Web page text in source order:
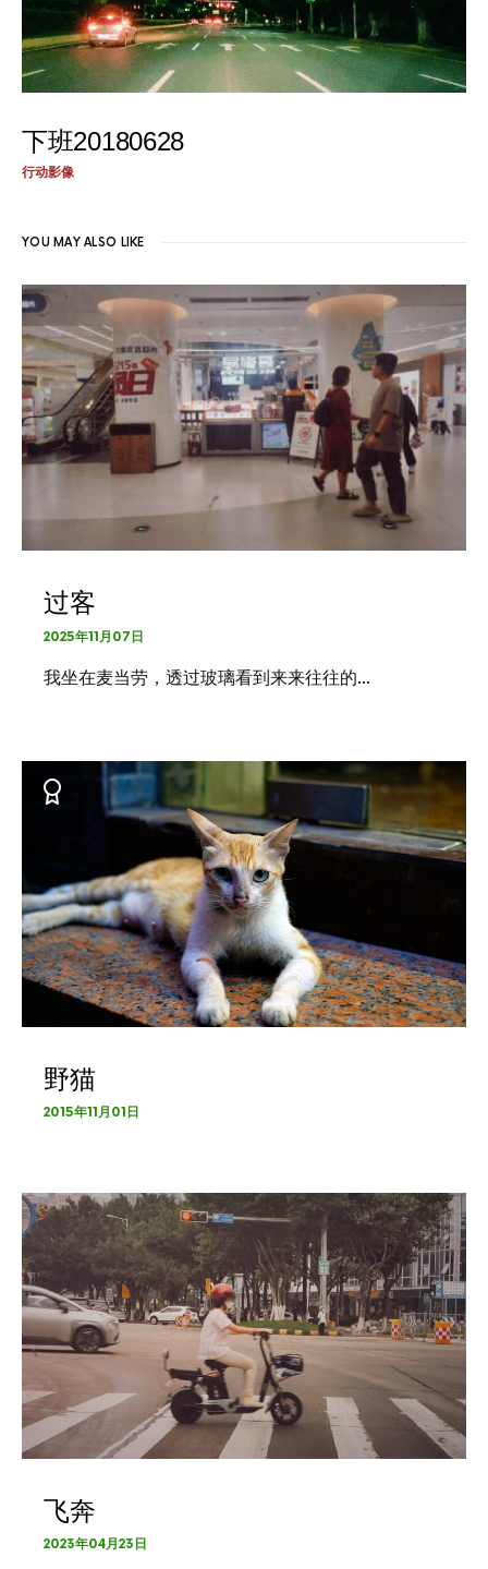
下班20180628
行动影像
YOU MAY ALSO LIKE
过客
2025年11月07日
我坐在麦当劳，透过玻璃看到来来往往的…
野猫
2015年11月01日
飞奔
2023年04月23日